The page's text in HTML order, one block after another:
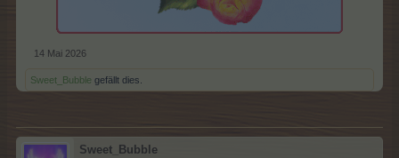
14 Mai 2026
Sweet_Bubble gefällt dies.
Sweet_Bubble